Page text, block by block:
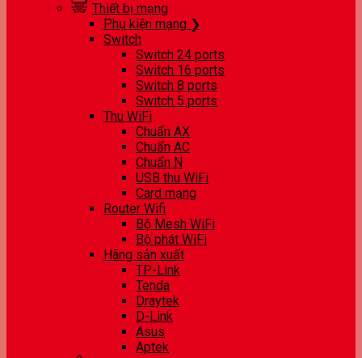
Thiết bị mạng
Phụ kiện mạng ❯
Switch
Switch 24 ports
Switch 16 ports
Switch 8 ports
Switch 5 ports
Thu WiFi
Chuẩn AX
Chuẩn AC
Chuẩn N
USB thu WiFi
Card mạng
Router Wifi
Bộ Mesh WiFi
Bộ phát WiFi
Hãng sản xuất
TP-Link
Tenda
Draytek
D-Link
Asus
Aptek